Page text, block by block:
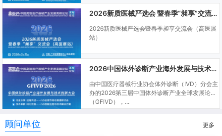
2026新质医械严选会 暨春季“昶享”交流会（高医展站）
2026新质医械严选会暨春季昶享交流会（高医展
站）
2026中国体外诊断产业海外发展与技术创新大会
由中国医疗器械行业协会体外诊断（IVD）分会主
办的2026第三届中国体外诊断产业全球发展论坛
（GFIVD），...
顾问单位 更多